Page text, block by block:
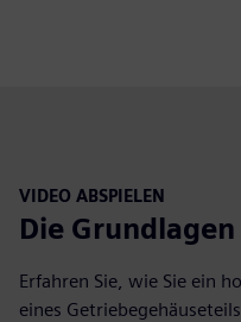
VIDEO ABSPIELEN
Die
Erfahren Sie, wie Sie ein
eines